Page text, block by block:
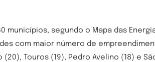
segundo o Mapa das
com maior número de
Touros (19), Pedro Avelino (18) e